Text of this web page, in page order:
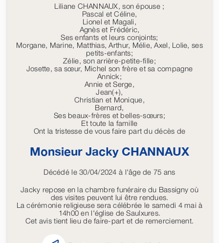
Liliane CHANNAUX, son épouse ;
Pascal et Céline,
Lionel et Magali,
Agnès et Frédéric,
Ses enfants et leurs conjoints;
Morgane, Marine, Matthias, Arthur, Mélie, Axel, Lolie, ses
petits-enfants;
Zélie, son arrière-petite-fille;
Josette, sa sœur, Michel son frère et sa compagne
Annick;
Annie et Serge,
Jean(+),
Christian et Monique,
Bernard,
Ses beaux-frères et belles-sœurs;
Et toute la famille
Ont la tristesse de vous faire part du décès de
Monsieur Jacky CHANNAUX
Décédé le 30/04/2024 à l'âge de 75 ans
Jacky repose en la chambre funéraire du Bassigny où
des visites peuvent lui être rendues.
La cérémonie religieuse sera célébrée le samedi 4 mai à
14h00 en l'église de Saulxures.
Cet avis tient lieu de faire-part et de remerciement.